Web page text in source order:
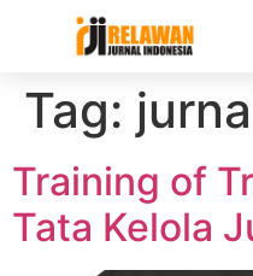
Tag:
Training of
Tata Kelola